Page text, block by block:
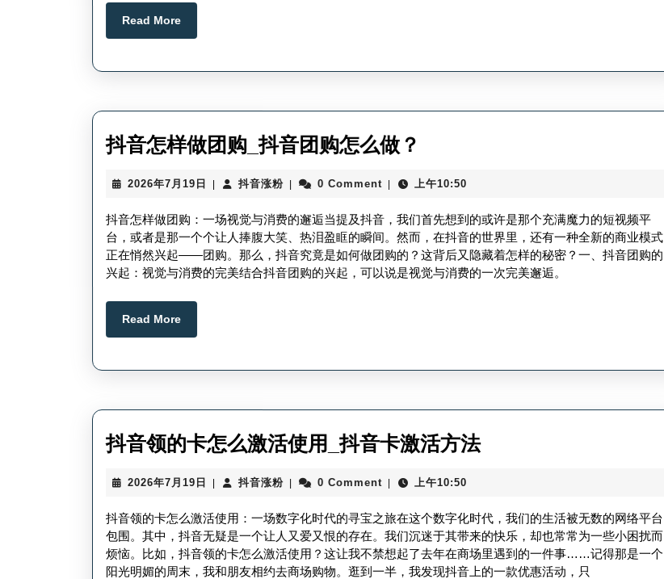
的-
衣
橱
窗
Read MoreRead
More
抖音怎样做团购_抖音团购怎么做？
怎
样
做
团
购
怎
么
做？
2026年7月19日
2026
月
19
日
抖音涨粉抖
涨
粉
0 Comment 上午10:50
抖音怎样做团购：一场视觉与消费的邂逅当提及抖音，我们首先想到的或许是那个充满魔力的短视频平
台，或者是那一个个让人捧腹大笑、热泪盈眶的瞬间。然而，在抖音的世界里，还有一种全新的商业模式
正在悄然兴起——团购。那么，抖音究竟是如何做团购的？这背后又隐藏着怎样的秘密？一、抖音团购的
兴起：视觉与消费的完美结合抖音团购的兴起，可以说是视觉与消费的一次完美邂逅。
Read MoreRead
More
抖音领的卡怎么激活使用_抖音卡激活方法抖
的
卡
怎
2026年7月19日
2026
7
月
19
日
抖音涨粉抖
涨
粉
0 Comment 上午10:50
抖音领的卡怎么激活使用：一场数字化时代的寻宝之旅在这个数字化时代，我们的生活被无数的网络平台
包围。其中，抖音无疑是一个让人又爱又恨的存在。我们沉迷于其带来的快乐，却也常常为一些小困扰而
烦恼。比如，抖音领的卡怎么激活使用？这让我不禁想起了去年在商场里遇到的一件事……记得那是一个
阳光明媚的周末，我和朋友相约去商场购物。逛到一半，我发现抖音上的一款优惠活动，只